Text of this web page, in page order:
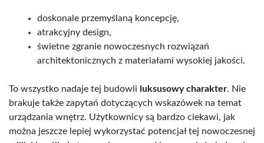
doskonale przemyślaną koncepcję,
atrakcyjny design,
świetne zgranie nowoczesnych rozwiązań
architektonicznych z materiałami wysokiej jakości.
To wszystko nadaje tej budowli luksusowy charakter. Nie
brakuje także zapytań dotyczących wskazówek na temat
urządzania wnętrz. Użytkownicy są bardzo ciekawi, jak
można jeszcze lepiej wykorzystać potencjał tej nowoczesnej